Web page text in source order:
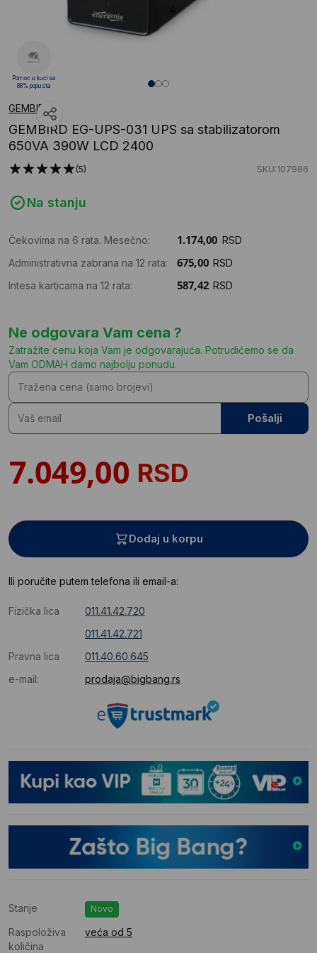
GEMBIRD
GEMBIRD EG-UPS-031 UPS sa stabilizatorom
650VA 390W LCD 2400
(5) SKU:107986
Na stanju
Čekovima na 6 rata. Mesečno:
RSD
Administrativna zabrana na 12 rata:
RSD
Intesa karticama na 12 rata:
RSD
Ne odgovara Vam cena ?
Zatražite cenu koja Vam je odgovarajuća. Potrudićemo se da
Vam ODMAH damo najbolju ponudu.
Pošalji
RSD
Dodaj u korpu
Ili poručite putem telefona ili email-a:
Fizička lica
011.41.42.720
011.41.42.721
Pravna lica
011.40.60.645
e-mail:
prodaja@bigbang.rs
Stanje Novo
Raspoloživa
količina
veća od 5
Pomoć u kući sa
88% popusta